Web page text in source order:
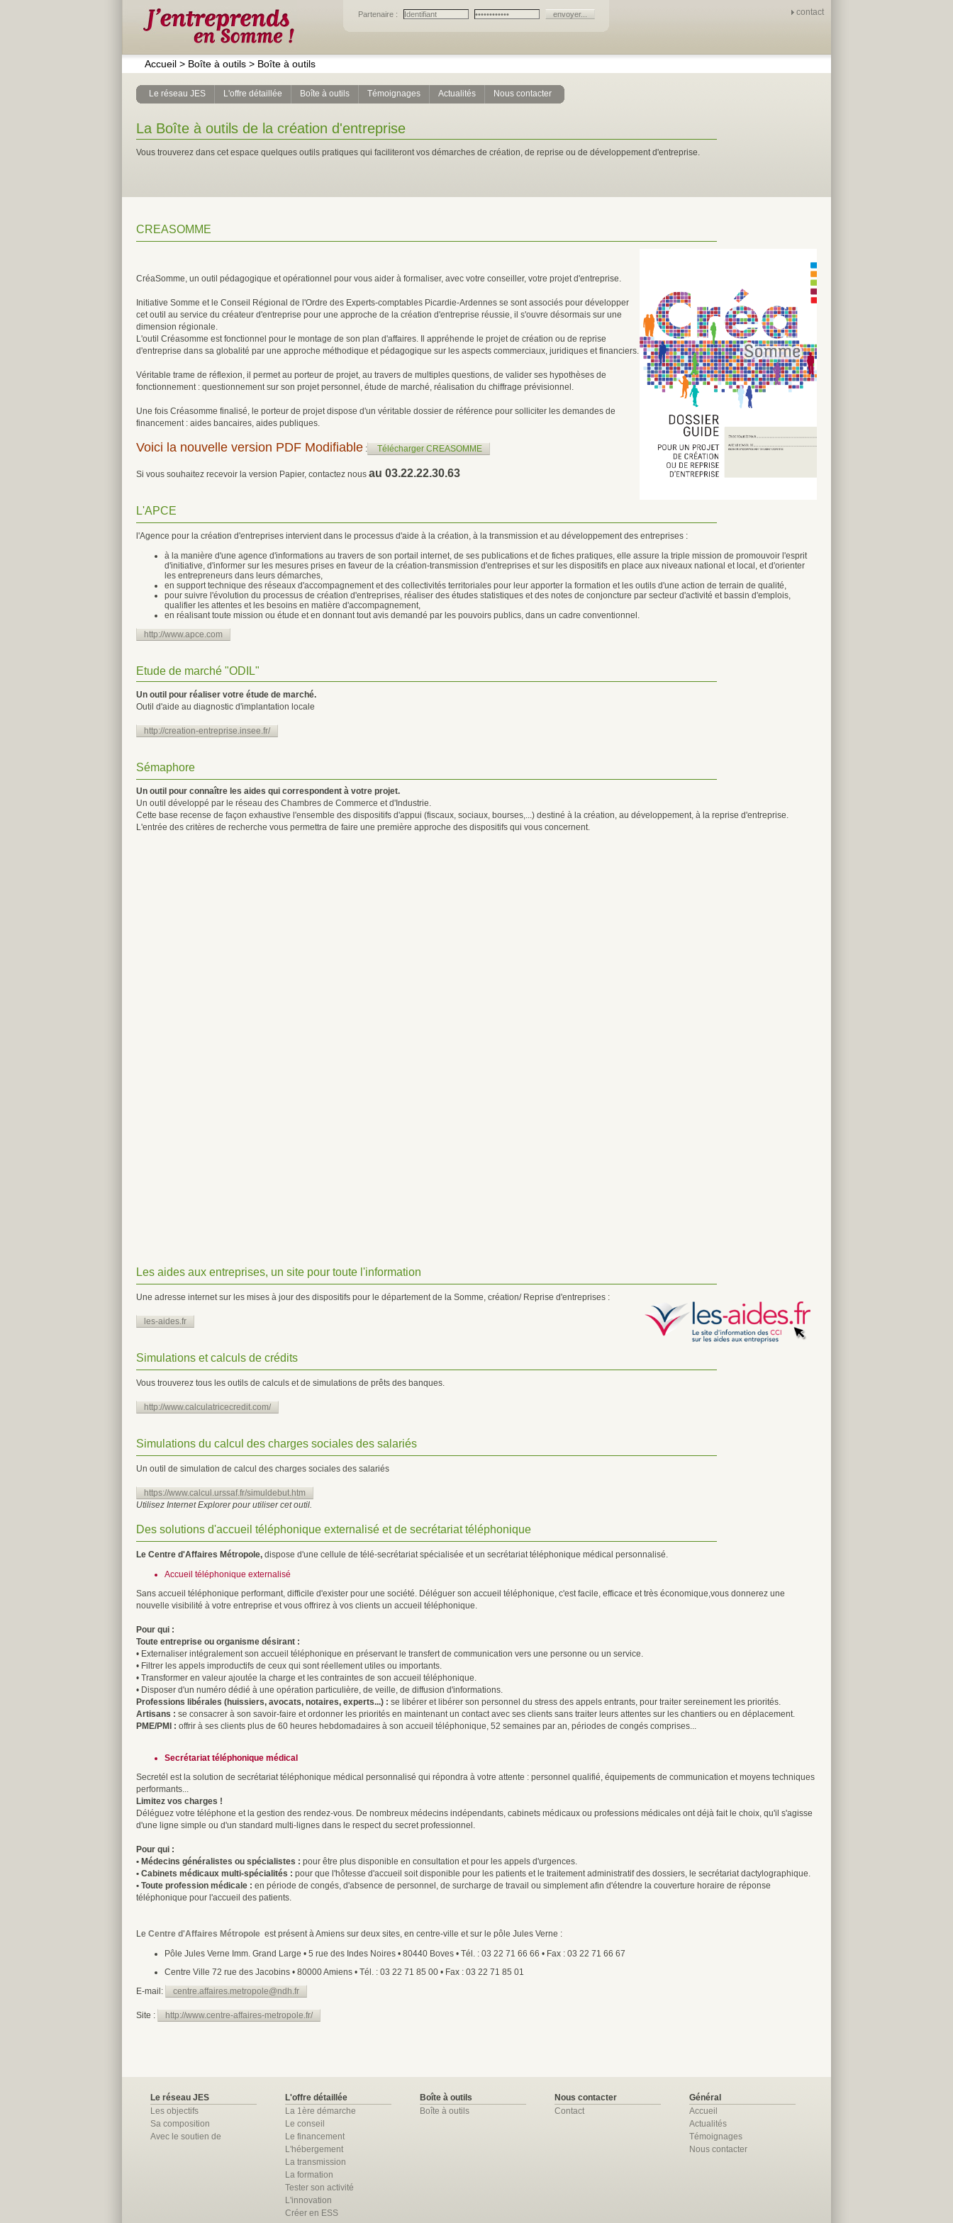
Partenaire : contact
Accueil > Boîte à outils > Boîte à outils
Le réseau JES L'offre détaillée Boîte à outils Témoignages Actualités Nous contacter
La Boîte à outils de la création d'entreprise
Vous trouverez dans cet espace quelques outils pratiques qui faciliteront vos démarches de création, de reprise ou de développement d'entreprise.
CREASOMME
CréaSomme, un outil pédagogique et opérationnel pour vous aider à formaliser, avec votre conseiller, votre projet d'entreprise.
Initiative Somme et le Conseil Régional de l'Ordre des Experts-comptables Picardie-Ardennes se sont associés pour développer
cet outil au service du créateur d'entreprise pour une approche de la création d'entreprise réussie, il s'ouvre désormais sur une
dimension régionale.
L'outil Créasomme est fonctionnel pour le montage de son plan d'affaires. Il appréhende le projet de création ou de reprise
d'entreprise dans sa globalité par une approche méthodique et pédagogique sur les aspects commerciaux, juridiques et financiers.
Véritable trame de réflexion, il permet au porteur de projet, au travers de multiples questions, de valider ses hypothèses de
fonctionnement : questionnement sur son projet personnel, étude de marché, réalisation du chiffrage prévisionnel.
Une fois Créasomme finalisé, le porteur de projet dispose d'un véritable dossier de référence pour solliciter les demandes de
financement : aides bancaires, aides publiques.
Voici la nouvelle version PDF Modifiable : Télécharger CREASOMME
Si vous souhaitez recevoir la version Papier, contactez nous au 03.22.22.30.63
L'APCE
l'Agence pour la création d'entreprises intervient dans le processus d'aide à la création, à la transmission et au développement des entreprises :
à la manière d'une agence d'informations au travers de son portail internet, de ses publications et de fiches pratiques, elle assure la triple mission de promouvoir l'esprit
d'initiative, d'informer sur les mesures prises en faveur de la création-transmission d'entreprises et sur les dispositifs en place aux niveaux national et local, et d'orienter
les entrepreneurs dans leurs démarches,
en support technique des réseaux d'accompagnement et des collectivités territoriales pour leur apporter la formation et les outils d'une action de terrain de qualité,
pour suivre l'évolution du processus de création d'entreprises, réaliser des études statistiques et des notes de conjoncture par secteur d'activité et bassin d'emplois,
qualifier les attentes et les besoins en matière d'accompagnement,
en réalisant toute mission ou étude et en donnant tout avis demandé par les pouvoirs publics, dans un cadre conventionnel.
http://www.apce.com
Etude de marché "ODIL"
Un outil pour réaliser votre étude de marché.
Outil d'aide au diagnostic d'implantation locale
http://creation-entreprise.insee.fr/
Sémaphore
Un outil pour connaître les aides qui correspondent à votre projet.
Un outil développé par le réseau des Chambres de Commerce et d'Industrie.
Cette base recense de façon exhaustive l'ensemble des dispositifs d'appui (fiscaux, sociaux, bourses,...) destiné à la création, au développement, à la reprise d'entreprise.
L'entrée des critères de recherche vous permettra de faire une première approche des dispositifs qui vous concernent.
Les aides aux entreprises, un site pour toute l'information
Une adresse internet sur les mises à jour des dispositifs pour le département de la Somme, création/ Reprise d'entreprises :
les-aides.fr
Simulations et calculs de crédits
Vous trouverez tous les outils de calculs et de simulations de prêts des banques.
http://www.calculatricecredit.com/
Simulations du calcul des charges sociales des salariés
Un outil de simulation de calcul des charges sociales des salariés
https://www.calcul.urssaf.fr/simuldebut.htm
Utilisez Internet Explorer pour utiliser cet outil.
Des solutions d'accueil téléphonique externalisé et de secrétariat téléphonique
Le Centre d'Affaires Métropole, dispose d'une cellule de télé-secrétariat spécialisée et un secrétariat téléphonique médical personnalisé.
Accueil téléphonique externalisé
Sans accueil téléphonique performant, difficile d'exister pour une société. Déléguer son accueil téléphonique, c'est facile, efficace et très économique,vous donnerez une
nouvelle visibilité à votre entreprise et vous offrirez à vos clients un accueil téléphonique.
Pour qui :
Toute entreprise ou organisme désirant :
• Externaliser intégralement son accueil téléphonique en préservant le transfert de communication vers une personne ou un service.
• Filtrer les appels improductifs de ceux qui sont réellement utiles ou importants.
• Transformer en valeur ajoutée la charge et les contraintes de son accueil téléphonique.
• Disposer d'un numéro dédié à une opération particulière, de veille, de diffusion d'informations.
Professions libérales (huissiers, avocats, notaires, experts...) : se libérer et libérer son personnel du stress des appels entrants, pour traiter sereinement les priorités.
Artisans : se consacrer à son savoir-faire et ordonner les priorités en maintenant un contact avec ses clients sans traiter leurs attentes sur les chantiers ou en déplacement.
PME/PMI : offrir à ses clients plus de 60 heures hebdomadaires à son accueil téléphonique, 52 semaines par an, périodes de congés comprises...
Secrétariat téléphonique médical
Secretél est la solution de secrétariat téléphonique médical personnalisé qui répondra à votre attente : personnel qualifié, équipements de communication et moyens techniques
performants...
Limitez vos charges !
Déléguez votre téléphone et la gestion des rendez-vous. De nombreux médecins indépendants, cabinets médicaux ou professions médicales ont déjà fait le choix, qu'il s'agisse
d'une ligne simple ou d'un standard multi-lignes dans le respect du secret professionnel.
Pour qui :
• Médecins généralistes ou spécialistes : pour être plus disponible en consultation et pour les appels d'urgences.
• Cabinets médicaux multi-spécialités : pour que l'hôtesse d'accueil soit disponible pour les patients et le traitement administratif des dossiers, le secrétariat dactylographique.
• Toute profession médicale : en période de congés, d'absence de personnel, de surcharge de travail ou simplement afin d'étendre la couverture horaire de réponse
téléphonique pour l'accueil des patients.
Le Centre d'Affaires Métropole est présent à Amiens sur deux sites, en centre-ville et sur le pôle Jules Verne :
Pôle Jules Verne Imm. Grand Large • 5 rue des Indes Noires • 80440 Boves • Tél. : 03 22 71 66 66 • Fax : 03 22 71 66 67
Centre Ville 72 rue des Jacobins • 80000 Amiens • Tél. : 03 22 71 85 00 • Fax : 03 22 71 85 01
E-mail:
centre.affaires.metropole@ndh.fr
Site : http://www.centre-affaires-metropole.fr/
Le réseau JES
Les objectifs
Sa composition
Avec le soutien de
L'offre détaillée
La 1ère démarche
Le conseil
Le financement
L'hébergement
La transmission
La formation
Tester son activité
L'innovation
Créer en ESS
Boîte à outils
Boîte à outils
Nous contacter
Contact
Général
Accueil
Actualités
Témoignages
Nous contacter